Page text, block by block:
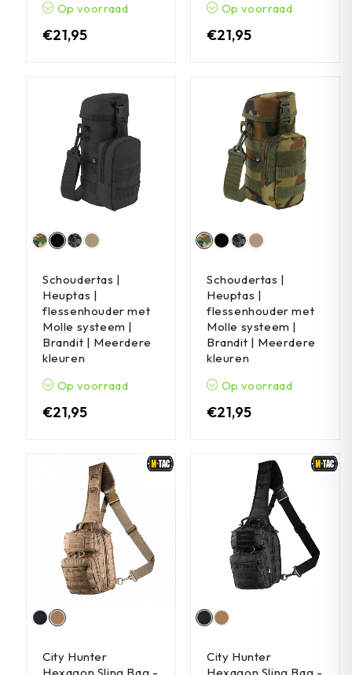
Op voorraad
€21,95
Op voorraad
€21,95
Schoudertas |
Heuptas |
flessenhouder met
Molle systeem |
Brandit | Meerdere
kleuren
Op voorraad
€21,95
Schoudertas |
Heuptas |
flessenhouder met
Molle systeem |
Brandit | Meerdere
kleuren
Op voorraad
€21,95
City Hunter
City Hunter